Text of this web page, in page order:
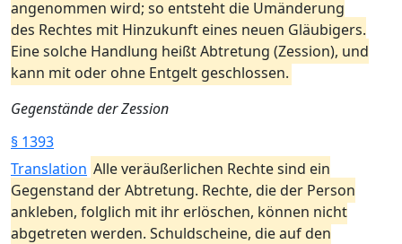
angenommen wird; so entsteht die Umänderung
des Rechtes mit Hinzukunft eines neuen Gläubigers.
Eine solche Handlung heißt Abtretung (Zession), und
kann mit oder ohne Entgelt geschlossen.
Gegenstände der Zession
§ 1393
Translation Alle veräußerlichen Rechte sind ein
Gegenstand der Abtretung. Rechte, die der Person
ankleben, folglich mit ihr erlöschen, können nicht
abgetreten werden. Schuldscheine, die auf den